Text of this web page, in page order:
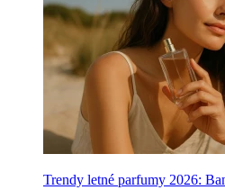
Trendy letné parfumy 2026: